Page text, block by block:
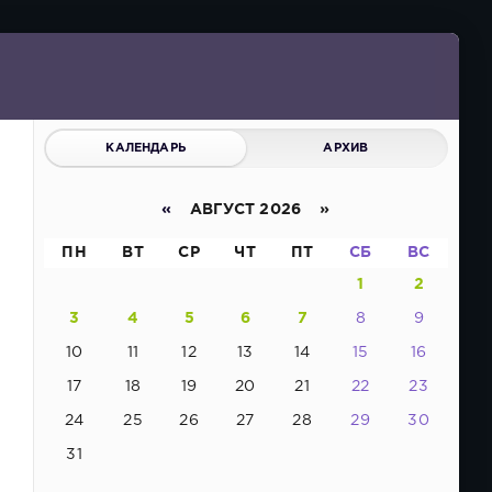
КАЛЕНДАРЬ АРХИВ
« АВГУСТ 2026 »
ПН ВТ СР ЧТ ПТ СБ ВС
1 2
3 4 5 6 7 8 9
10 11 12 13 14 15 16
17 18 19 20 21 22 23
24 25 26 27 28 29 30
31